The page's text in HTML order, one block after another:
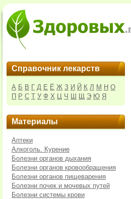
Справочник лекарств
А Б В Г Д Е Ё Ж З И Й К Л М Н О
П Р С Т У Ф Х Ц Ч Ш Щ Э Ю Я
Материалы
Аптеки
Алкоголь. Курение
Болезни органов дыхания
Болезни органов кровообращения
Болезни органов пищеварения
Болезни почек и мочевых путей
Болезни системы крови